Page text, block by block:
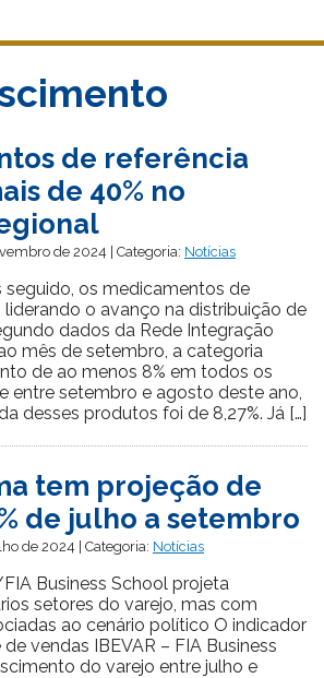
de referência
de 40% no
de 2024 | Categoria: Notícias
seguido, os medicamentos de
o avanço na distribuição de
dados da Rede Integração
mês de setembro, a categoria
de ao menos 8% em todos os
entre setembro e agosto deste ano,
desses produtos foi de 8,27%. Já […]
tem projeção de
de julho a setembro
de 2024 | Categoria: Notícias
Business School projeta
setores do varejo, mas com
ao cenário político O indicador
vendas IBEVAR – FIA Business
do varejo entre julho e